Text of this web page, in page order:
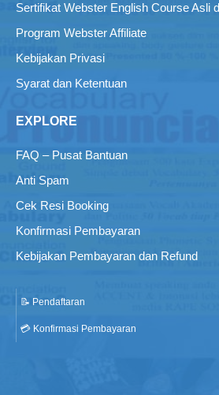
Sertifikat Webster English Course Asli
Program Webster Affiliate
Kebijakan Privasi
Syarat dan Ketentuan
EXPLORE
FAQ – Pusat Bantuan
Anti Spam
Cek Resi Booking
Konfirmasi Pembayaran
Kebijakan Pembayaran dan Refund
📝 Pendaftaran
💳 Konfirmasi Pembayaran